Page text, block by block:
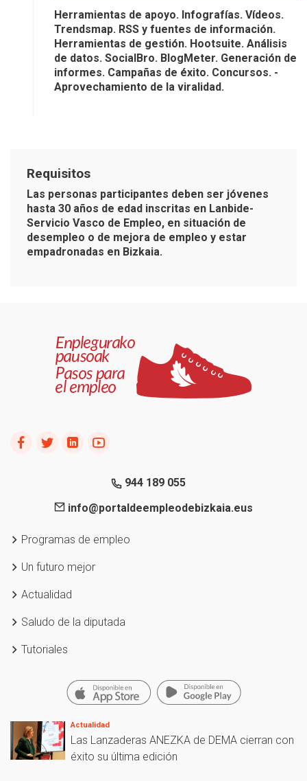
Herramientas de apoyo. Infografías. Vídeos.
Trendsmap. RSS y fuentes de información.
Herramientas de gestión. Hootsuite. Análisis
de datos. SocialBro. BlogMeter. Generación de
informes. Campañas de éxito. Concursos. -
Aprovechamiento de la viralidad.
Requisitos
Las personas participantes deben ser jóvenes
hasta 30 años de edad inscritas en Lanbide-
Servicio Vasco de Empleo, en situación de
desempleo o de mejora de empleo y estar
empadronadas en Bizkaia.
944 189 055
info@portaldeempleodebizkaia.eus
Programas de empleo
Un futuro mejor
Actualidad
Saludo de la diputada
Tutoriales
Actualidad
Las Lanzaderas ANEZKA de DEMA cierran con
éxito su última edición